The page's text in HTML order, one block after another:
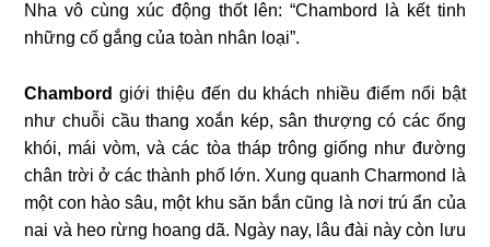
Nha vô cùng xúc động thốt lên: “Chambord là kết tinh
những cố gắng của toàn nhân loại”.
Chambord giới thiệu đến du khách nhiều điểm nổi bật
như chuỗi cầu thang xoắn kép, sân thượng có các ống
khói, mái vòm, và các tòa tháp trông giống như đường
chân trời ở các thành phố lớn. Xung quanh Charmond là
một con hào sâu, một khu săn bắn cũng là nơi trú ẩn của
nai và heo rừng hoang dã. Ngày nay, lâu đài này còn lưu